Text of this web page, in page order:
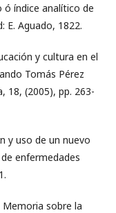
ó índice analítico de
E. Aguado, 1822.
y cultura en el
Tomás Pérez
18, (2005), pp. 263-
y uso de un nuevo
enfermedades
Memoria sobre la